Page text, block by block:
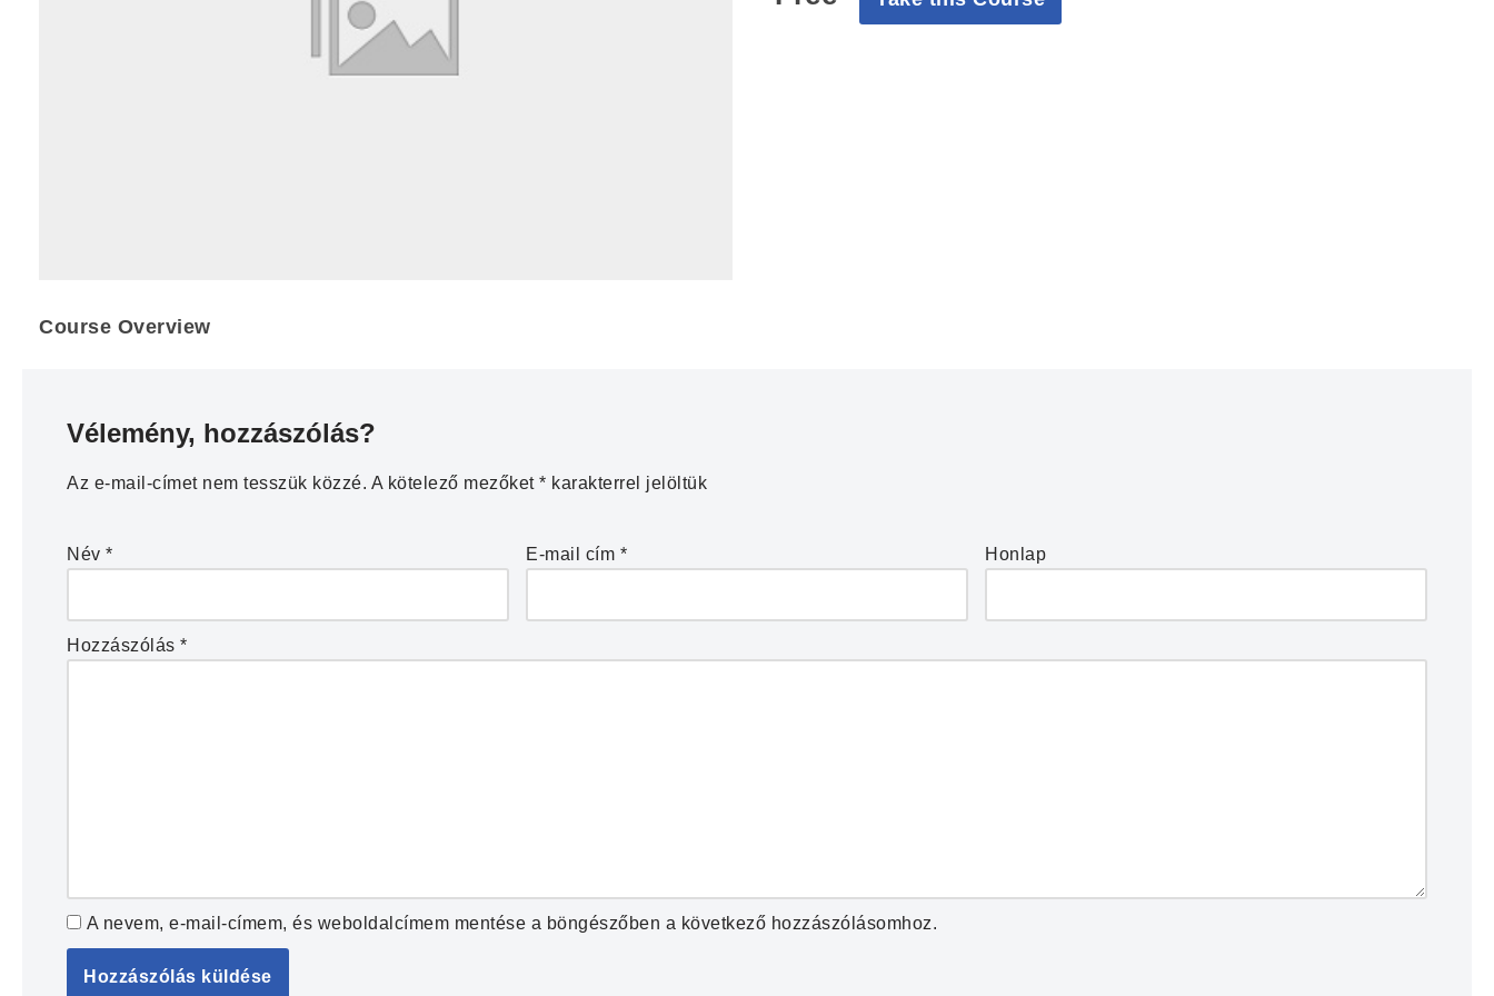
Course Overview
Vélemény, hozzászólás?
Az e-mail-címet nem tesszük közzé. A kötelező mezőket * karakterrel jelöltük
Név * E-mail cím * Honlap
Hozzászólás *
A nevem, e-mail-címem, és weboldalcímem mentése a böngészőben a következő hozzászólásomhoz.